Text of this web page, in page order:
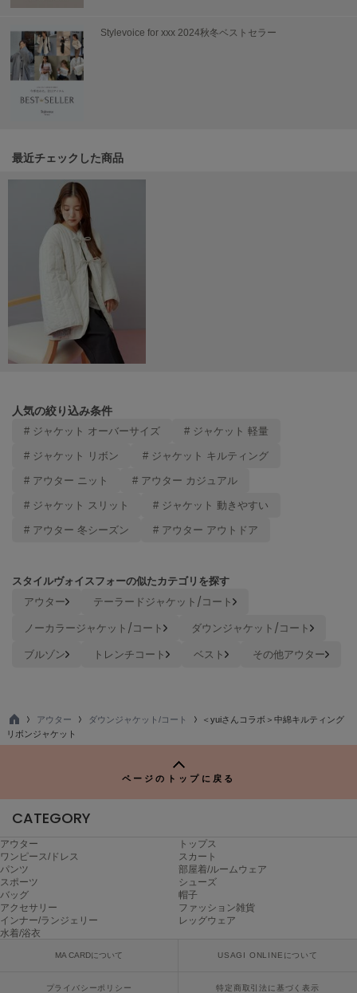
SNIDEL
スナイデル
SNIDEL HOME
スナイデル ホーム
サムウェアバター
Stylevoice for xxx
スタイルヴォイスフォー
スイコック
SUPERGA
swanë
スワネ
TAW&TOE
トーアンドトー
テバ
ザバーネット
ザ・ノース・フェイス
TODAYFUL
ツルバイマリコオイカワ
UNDERSON UNDERSON
un/neu
アンノイ
URBAN RESEARCH ROSSO
アーバンリサーチ ロッソ
USAGI Books
Stylevoice for xxx 2024秋冬ベストセラー
最近チェックした商品
人気の絞り込み条件
# ジャケット オーバーサイズ # ジャケット 軽量
# ジャケット リボン # ジャケット キルティング
# アウター ニット # アウター カジュアル
# ジャケット スリット # ジャケット 動きやすい
# アウター 冬シーズン # アウター アウトドア
スタイルヴォイスフォーの似たカテゴリを探す
アウター
テーラードジャケット/コート
ノーカラージャケット/コート
ダウンジャケット/コート
ブルゾン
トレンチコート ベスト その他アウター
TO
P
アウター ダウンジャケット/コート
＜yuiさんコラボ＞中綿キルティング
リボンジャケット
ページのトップに戻る
CATEGORY
アウター
トップス
ワンピース/ドレス
スカート
パンツ
部屋着/ルームウェア
スポーツ
シューズ
バッグ
帽子
アクセサリー
ファッション雑貨
インナー/ランジェリー
レッグウェア
水着/浴衣
MA CARDについて USAGI ONLINEについて
プライバシーポリシー 特定商取引法に基づく表示